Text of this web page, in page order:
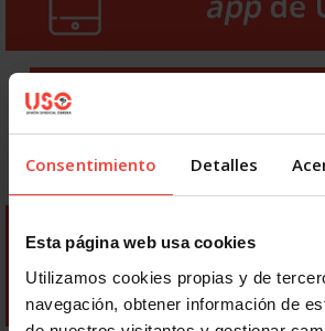
Consentimiento Detalles
Esta página web usa cookies
Utilizamos cookies propias y de
navegación, obtener información de